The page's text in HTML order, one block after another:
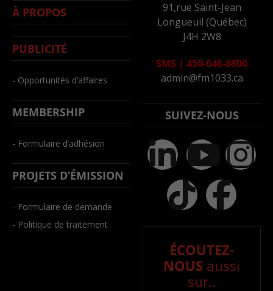
À PROPOS
PUBLICITÉ
- Opportunités d’affaires
MEMBERSHIP
- Formulaire d’adhésion
PROJETS D’ÉMISSION
- Formulaire de demande
- Politique de traitement
91,rue Saint-Jean
Longueuil (Québec)
J4H 2W8
SMS | 450-646-6800
admin@fm1033.ca
SUIVEZ-NOUS
ÉCOUTEZ-
NOUS aussi
sur..